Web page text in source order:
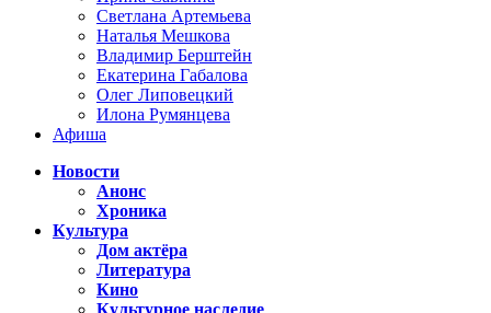
Светлана Артемьева
Наталья Мешкова
Владимир Берштейн
Екатерина Габалова
Олег Липовецкий
Илона Румянцева
Афиша
Новости
Анонс
Хроника
Культура
Дом актёра
Литература
Кино